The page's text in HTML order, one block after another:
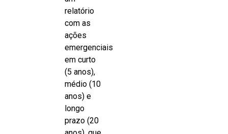
relatório
com as
ações
emergenciais
em curto
(5 anos),
médio (10
anos) e
longo
prazo (20